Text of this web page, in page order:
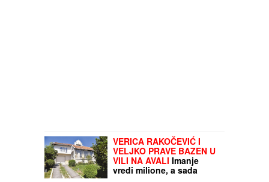
VERICA RAKOČEVIĆ I
VELJKO PRAVE BAZEN U
VILI NA AVALI Imanje
vredi milione, a sada